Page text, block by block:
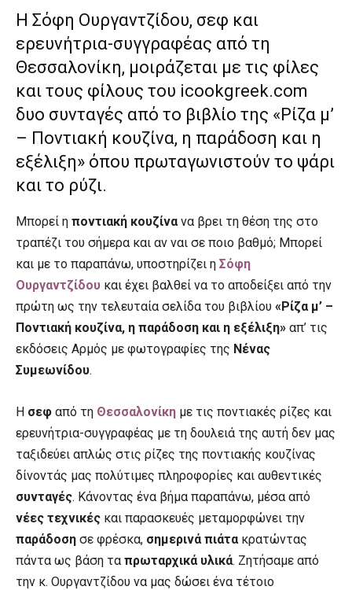
Η Σόφη Ουργαντζίδου, σεφ και
ερευνήτρια-συγγραφέας από τη
Θεσσαλονίκη, μοιράζεται με τις φίλες
και τους φίλους του icookgreek.com
δυο συνταγές από το βιβλίο της «Ρίζα μ’
– Ποντιακή κουζίνα, η παράδοση και η
εξέλιξη» όπου πρωταγωνιστούν το ψάρι
και το ρύζι.
Μπορεί η ποντιακή κουζίνα να βρει τη θέση της στο
τραπέζι του σήμερα και αν ναι σε ποιο βαθμό; Μπορεί
και με το παραπάνω, υποστηρίζει η Σόφη
Ουργαντζίδου και έχει βαλθεί να το αποδείξει από την
πρώτη ως την τελευταία σελίδα του βιβλίου «Ρίζα μ’ –
Ποντιακή κουζίνα, η παράδοση και η εξέλιξη» απ’ τις
εκδόσεις Αρμός με φωτογραφίες της Νένας
Συμεωνίδου.
Η σεφ από τη Θεσσαλονίκη με τις ποντιακές ρίζες και
ερευνήτρια-συγγραφέας με τη δουλειά της αυτή δεν μας
ταξιδεύει απλώς στις ρίζες της ποντιακής κουζίνας
δίνοντάς μας πολύτιμες πληροφορίες και αυθεντικές
συνταγές. Κάνοντας ένα βήμα παραπάνω, μέσα από
νέες τεχνικές και παρασκευές μεταμορφώνει την
παράδοση σε φρέσκα, σημερινά πιάτα κρατώντας
πάντα ως βάση τα πρωταρχικά υλικά. Ζητήσαμε από
την κ. Ουργαντζίδου να μας δώσει ένα τέτοιο